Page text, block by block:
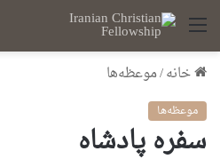
منو
خانه/موعظه‌ها
موعظه‌ها
سفره پادشاه